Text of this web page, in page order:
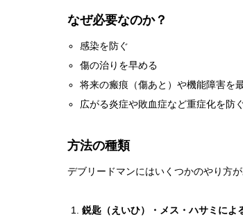
なぜ必要なのか？
感染を防ぐ
傷の治りを早める
将来の瘢痕（傷あと）や機能障害を
広がる炎症や敗血症など重症化を防
方法の種類
デブリードマンにはいくつかのやり方が
鋭匙（えいひ）・メス・ハサミによ